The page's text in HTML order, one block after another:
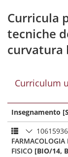
Curricula
tecniche
curvatura
Curriculum
10615936
FARMACOLOGIA
FISICO [BIO/14,